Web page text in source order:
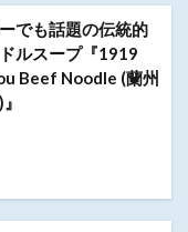
でも話題の伝統的
ルスープ『1919
Beef Noodle (蘭州